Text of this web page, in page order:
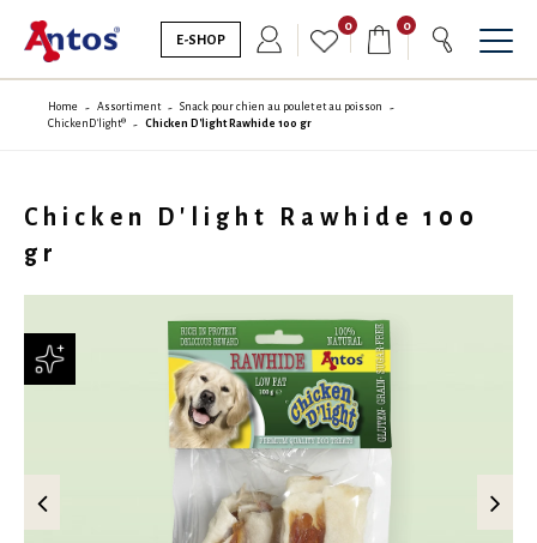
E-SHOP
0 0
Home Assortiment
Snack pour chien au poulet et au poisson
ChickenD'light®
Chicken D'light Rawhide 100 gr
Chicken D'light Rawhide 100
gr